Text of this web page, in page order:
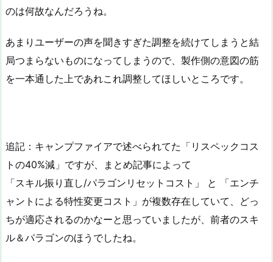
のは何故なんだろうね。
あまりユーザーの声を聞きすぎた調整を続けてしまうと結
局つまらないものになってしまうので、製作側の意図の筋
を一本通した上であれこれ調整してほしいところです。
追記：キャンプファイアで述べられてた「リスペックコス
トの40%減」ですが、まとめ記事によって
「スキル振り直し/パラゴンリセットコスト」 と 「エンチ
ャントによる特性変更コスト」が複数存在していて、どっ
ちが適応されるのかなーと思っていましたが、前者のスキ
ル＆パラゴンのほうでしたね。